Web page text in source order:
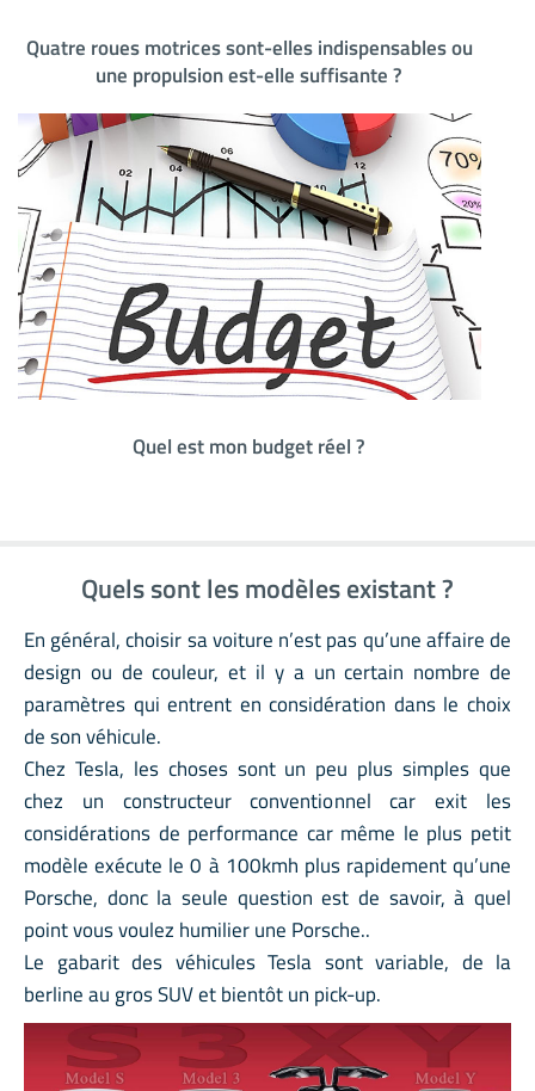
Quatre roues motrices sont-elles indispensables ou
une propulsion est-elle suffisante ?
Quel est mon budget réel ?
Quels sont les modèles existant ?
En général, choisir sa voiture n’est pas qu’une affaire de
design ou de couleur, et il y a un certain nombre de
paramètres qui entrent en considération dans le choix
de son véhicule.
Chez Tesla, les choses sont un peu plus simples que
chez un constructeur conventionnel car exit les
considérations de performance car même le plus petit
modèle exécute le 0 à 100kmh plus rapidement qu’une
Porsche, donc la seule question est de savoir, à quel
point vous voulez humilier une Porsche..
Le gabarit des véhicules Tesla sont variable, de la
berline au gros SUV et bientôt un pick-up.